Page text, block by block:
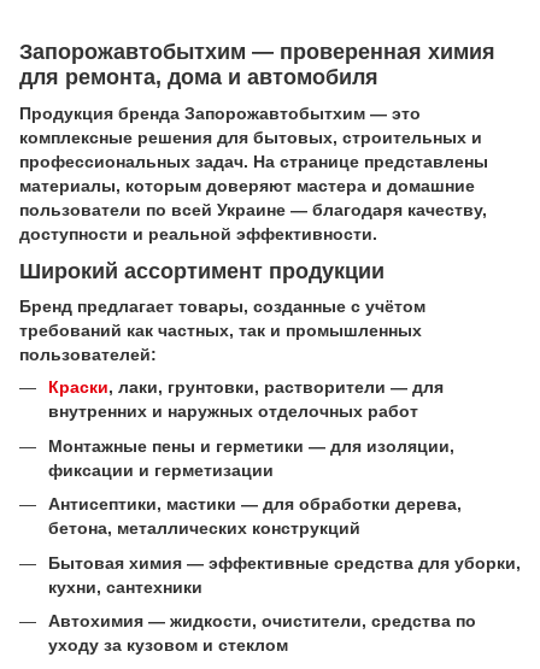
Запорожавтобытхим — проверенная химия
для ремонта, дома и автомобиля
Продукция бренда Запорожавтобытхим — это
комплексные решения для бытовых, строительных и
профессиональных задач. На странице представлены
материалы, которым доверяют мастера и домашние
пользователи по всей Украине — благодаря качеству,
доступности и реальной эффективности.
Широкий ассортимент продукции
Бренд предлагает товары, созданные с учётом
требований как частных, так и промышленных
пользователей:
Краски, лаки, грунтовки, растворители — для
внутренних и наружных отделочных работ
Монтажные пены и герметики — для изоляции,
фиксации и герметизации
Антисептики, мастики — для обработки дерева,
бетона, металлических конструкций
Бытовая химия — эффективные средства для уборки,
кухни, сантехники
Автохимия — жидкости, очистители, средства по
уходу за кузовом и стеклом